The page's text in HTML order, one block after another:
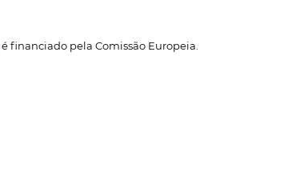
é financiado pela Comissão Europeia.